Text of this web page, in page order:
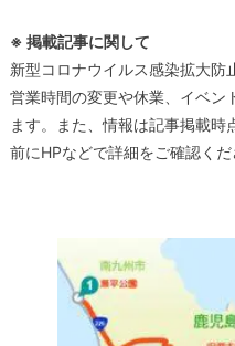
※ 掲載記事に関して
新型コロナウイルス感染拡大防
営業時間の変更や休業、イベン
ます。また、情報は記事掲載
前にHPなどで詳細をご確認くだ